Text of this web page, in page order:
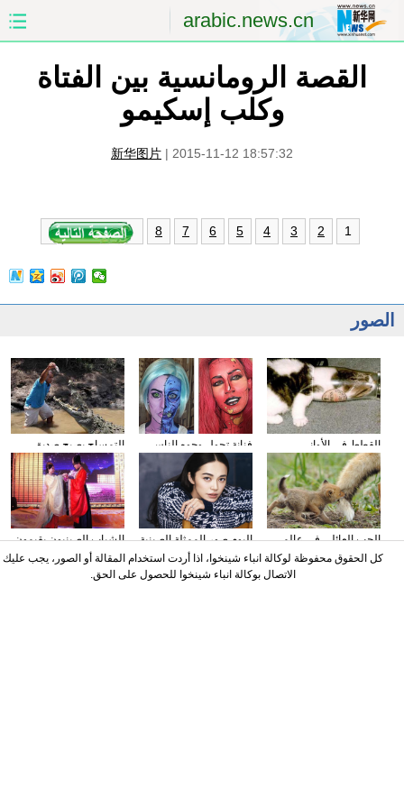
arabic.news.cn
الصفحة الأولى
الشرق الأوسط
الاقتصاد
مؤتمر صحفى للخارجية الصور
القصة الرومانسية بين الفتاة
وكلب إسكيمو
新华图片 | 2015-11-12 18:57:32
1
2
3
4
5
6
7
8
الصور
التمساح يصبح صديق
الناس في كوستا ريكا
فنانة تحول وجوه الناس
إلى الشخصيات الكرتونية
باستخدام الماكياج
القطط في الأواني
الزجاجية
الشباب الصينيون يقيمون
حفل الزفاف وفقا لطريقة
"أسرة هان"
البوم صور الممثلة الصينية
ياو تشن على مجلة
الحب العائلي في عالم
الحيوان
كل الحقوق محفوظة لوكالة انباء شينخوا، اذا أردت استخدام المقالة أو الصور، يجب عليك
الاتصال بوكالة انباء شينخوا للحصول على الحق.